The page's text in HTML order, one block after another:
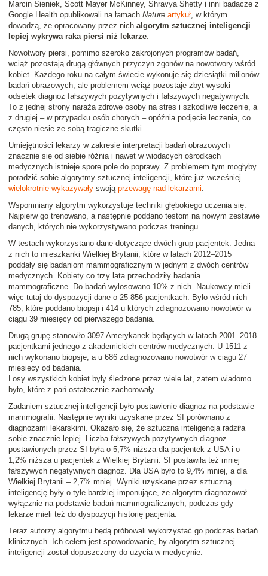
Marcin Sieniek, Scott Mayer McKinney, Shravya Shetty i inni badacze z
Google Health opublikowali na łamach Nature artykuł, w którym
dowodzą, że opracowany przez nich algorytm sztucznej inteligencji
lepiej wykrywa raka piersi niż lekarze.
Nowotwory piersi, pomimo szeroko zakrojonych programów badań,
wciąż pozostają drugą głównych przyczyn zgonów na nowotwory wśród
kobiet. Każdego roku na całym świecie wykonuje się dziesiątki milionów
badań obrazowych, ale problemem wciąż pozostaje zbyt wysoki
odsetek diagnoz fałszywych pozytywnych i fałszywych negatywnych.
To z jednej strony naraża zdrowe osoby na stres i szkodliwe leczenie, a
z drugiej – w przypadku osób chorych – opóźnia podjęcie leczenia, co
często niesie ze sobą tragiczne skutki.
Umiejętności lekarzy w zakresie interpretacji badań obrazowych
znacznie się od siebie różnią i nawet w wiodących ośrodkach
medycznych istnieje spore pole do poprawy. Z problemem tym mogłyby
poradzić sobie algorytmy sztucznej inteligencji, które już wcześniej
wielokrotnie wykazywały swoją przewagę nad lekarzami.
Wspomniany algorytm wykorzystuje techniki głębokiego uczenia się.
Najpierw go trenowano, a następnie poddano testom na nowym zestawie
danych, których nie wykorzystywano podczas treningu.
W testach wykorzystano dane dotyczące dwóch grup pacjentek. Jedna
z nich to mieszkanki Wielkiej Brytanii, które w latach 2012–2015
poddały się badaniom mammograficznym w jednym z dwóch centrów
medycznych. Kobiety co trzy lata przechodziły badania
mammograficzne. Do badań wylosowano 10% z nich. Naukowcy mieli
więc tutaj do dyspozycji dane o 25 856 pacjentkach. Było wśród nich
785, które poddano biopsji i 414 u których zdiagnozowano nowotwór w
ciągu 39 miesięcy od pierwszego badania.
Drugą grupę stanowiło 3097 Amerykanek będących w latach 2001–2018
pacjentkami jednego z akademickich centrów medycznych. U 1511 z
nich wykonano biopsje, a u 686 zdiagnozowano nowotwór w ciągu 27
miesięcy od badania.
Losy wszystkich kobiet były śledzone przez wiele lat, zatem wiadomo
było, które z pań ostatecznie zachorowały.
Zadaniem sztucznej inteligencji było postawienie diagnoz na podstawie
mammografii. Następnie wyniki uzyskane przez SI porównano z
diagnozami lekarskimi. Okazało się, że sztuczna inteligencja radziła
sobie znacznie lepiej. Liczba fałszywych pozytywnych diagnoz
postawionych przez SI była o 5,7% niższa dla pacjentek z USA i o
1,2% niższa u pacjentek z Wielkiej Brytanii. SI postawiła też mniej
fałszywych negatywnych diagnoz. Dla USA było to 9,4% mniej, a dla
Wielkiej Brytanii – 2,7% mniej. Wyniki uzyskane przez sztuczną
inteligencję były o tyle bardziej imponujące, że algorytm diagnozował
wyłącznie na podstawie badań mammograficznych, podczas gdy
lekarze mieli też do dyspozycji historię pacjenta.
Teraz autorzy algorytmu będą próbowali wykorzystać go podczas badań
klinicznych. Ich celem jest spowodowanie, by algorytm sztucznej
inteligencji został dopuszczony do użycia w medycynie.